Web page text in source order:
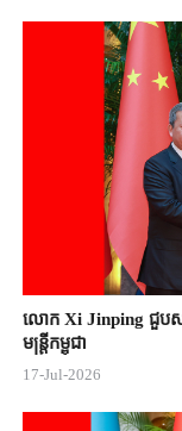
លោក Xi Jinping ជួបស
មន្ត្រីកម្ពុជា
17-Jul-2026